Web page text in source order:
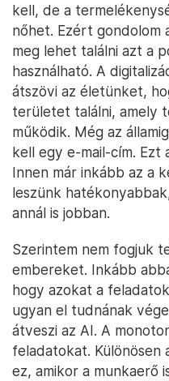
kell, de a
nőhet. Ezért gondolom
meg lehet találni azt a
használható. A
átszövi az életünket,
területet találni, amely
működik. Még az
kell egy e-mail-cím.
Innen már inkább az a
leszünk
annál is jobban.
Szerintem nem fogjuk
embereket. Inkább
hogy azokat a
ugyan el tudnának
átveszi az AI. A
feladatokat.
ez, amikor a munkaerő